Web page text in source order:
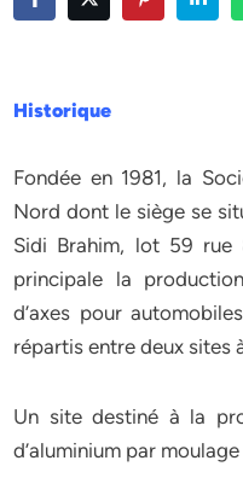
Historique
Fondée en 1981, la
Nord dont le siège se
Sidi Brahim, lot 59 rue
principale la
d’axes pour
répartis entre deux sites
Un site destiné à la
d’aluminium par